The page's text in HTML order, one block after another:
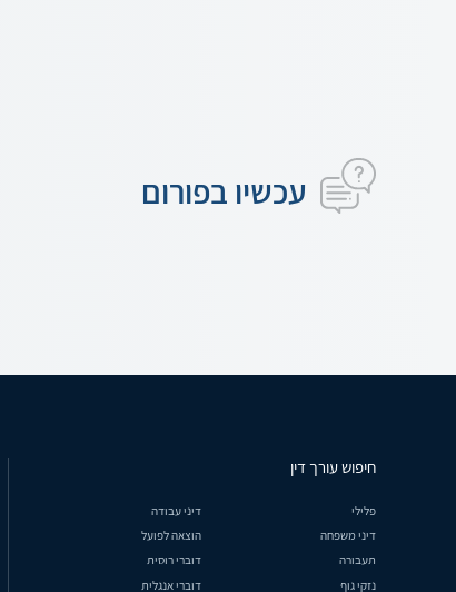
עכשיו בפורום
חיפוש עורך דין
פלילי
דיני עבודה
דיני משפחה
הוצאה לפועל
תעבורה
דוברי רוסית
נזקי גוף
דוברי אנגלית